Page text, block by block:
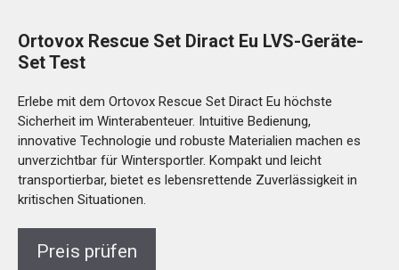
Ortovox Rescue Set Diract Eu LVS-Geräte-
Set Test
Erlebe mit dem Ortovox Rescue Set Diract Eu höchste
Sicherheit im Winterabenteuer. Intuitive Bedienung,
innovative Technologie und robuste Materialien machen es
unverzichtbar für Wintersportler. Kompakt und leicht
transportierbar, bietet es lebensrettende Zuverlässigkeit in
kritischen Situationen.
Preis prüfen